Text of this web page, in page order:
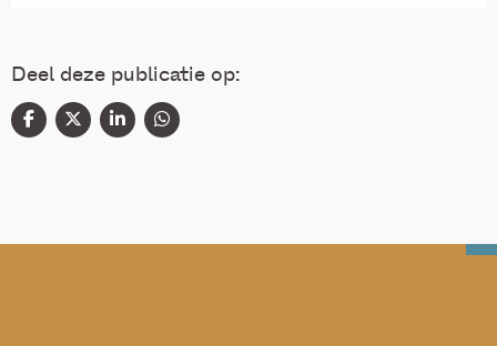
Deel deze publicatie op: